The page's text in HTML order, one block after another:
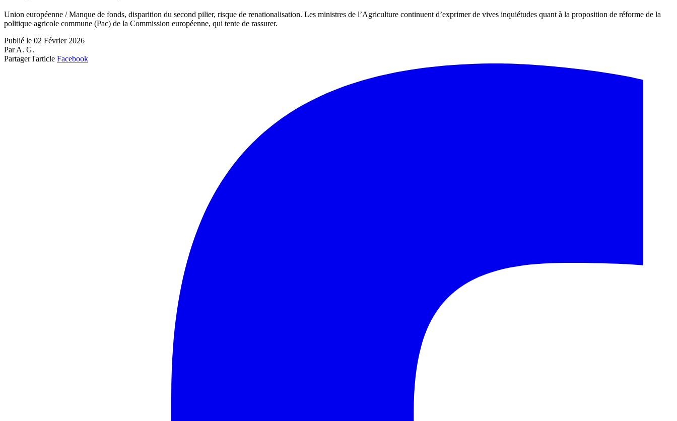
Union européenne / Manque de fonds, disparition du second pilier, risque de renationalisation. Les ministres de l’Agriculture continuent d’exprimer de vives inquiétudes quant à la proposition de réforme de la
politique agricole commune (Pac) de la Commission européenne, qui tente de rassurer.
Publié le 02 Février 2026
Par A. G.
Partager l'article Facebook